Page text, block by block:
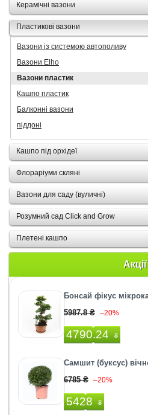
Керамічні вазони
Пластикові вазони
Вазони із системою автополиву
Вазони Elho
Вазони пластик
Кашпо пластик
Балконні вазони
піддоні
Кашпо під орхідеї
Флораріуми скляні
Вазони для саду (вуличні)
Розумний сад Click and Grow
Плетені кашпо
Акції
Бонсай фікус
5987.8 ₴ –20%
4790.24 ₴
Самшит (буксус)
6785 ₴ –20%
5428 ₴